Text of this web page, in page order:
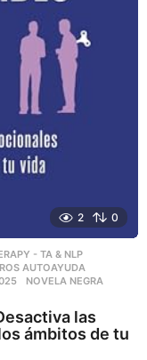
2 0
- TA & NLP
AUTOAYUDA
,NOVELA NEGRA
las
ámbitos de tu